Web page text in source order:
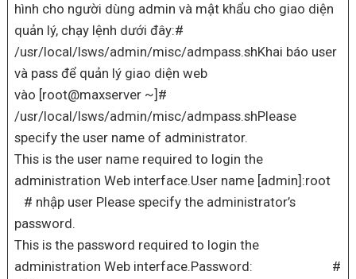
hình cho người dùng admin và mật khẩu cho giao diện
quản lý, chạy lệnh dưới đây:#
/usr/local/lsws/admin/misc/admpass.shKhai báo user
và pass để quản lý giao diện web
vào [root@maxserver ~]#
/usr/local/lsws/admin/misc/admpass.shPlease
specify the user name of administrator.
This is the user name required to login the
administration Web interface.User name [admin]:root
# nhập user Please specify the administrator’s
password.
This is the password required to login the
administration Web interface.Password: #